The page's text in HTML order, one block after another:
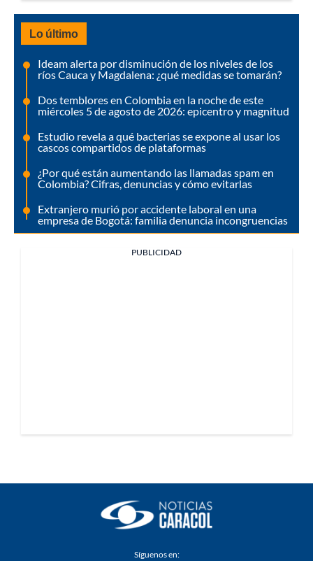
Lo último
Ideam alerta por disminución de los niveles de los
ríos Cauca y Magdalena: ¿qué medidas se tomarán?
Dos temblores en Colombia en la noche de este
miércoles 5 de agosto de 2026: epicentro y magnitud
Estudio revela a qué bacterias se expone al usar los
cascos compartidos de plataformas
¿Por qué están aumentando las llamadas spam en
Colombia? Cifras, denuncias y cómo evitarlas
Extranjero murió por accidente laboral en una
empresa de Bogotá: familia denuncia incongruencias
PUBLICIDAD
Síguenos en: